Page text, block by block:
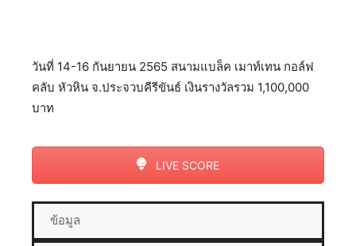
วันที่ 14-16 กันยายน 2565 สนามแบล็ค เมาท์เทน กอล์ฟ
คลับ หัวหิน จ.ประจวบคีรีขันธ์ เงินรางวัลรวม 1,100,000
บาท
LIVE SCORE
ข้อมูล